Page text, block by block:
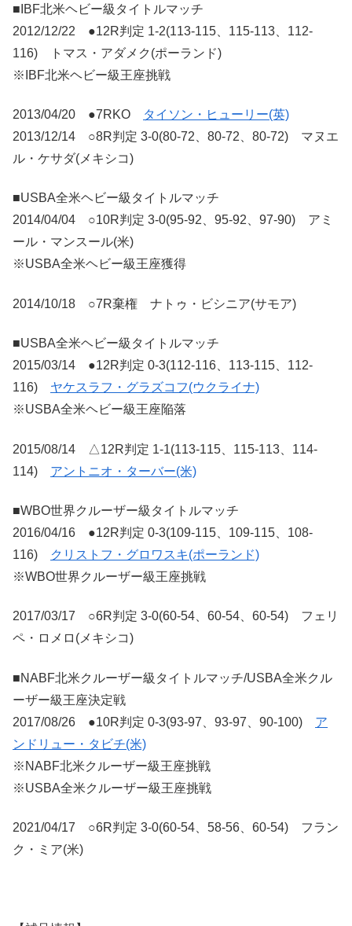
■IBF北米ヘビー級タイトルマッチ
2012/12/22 ●12R判定 1-2(113-115、115-113、112-
116) トマス・アダメク(ポーランド)
※IBF北米ヘビー級王座挑戦
2013/04/20 ●7RKO
タイソン・ヒューリー(英)
2013/12/14 ○8R判定 3-0(80-72、80-72、80-72) マヌエ
ル・ケサダ(メキシコ)
■USBA全米ヘビー級タイトルマッチ
2014/04/04 ○10R判定 3-0(95-92、95-92、97-90) アミ
ール・マンスール(米)
※USBA全米ヘビー級王座獲得
2014/10/18 ○7R棄権 ナトゥ・ビシニア(サモア)
■USBA全米ヘビー級タイトルマッチ
2015/03/14 ●12R判定 0-3(112-116、113-115、112-
116) ヤケスラフ・グラズコフ(ウクライナ)
※USBA全米ヘビー級王座陥落
2015/08/14 △12R判定 1-1(113-115、115-113、114-
114) アントニオ・ターバー(米)
■WBO世界クルーザー級タイトルマッチ
2016/04/16 ●12R判定 0-3(109-115、109-115、108-
116)
クリストフ・グロワスキ(ポーランド)
※WBO世界クルーザー級王座挑戦
2017/03/17 ○6R判定 3-0(60-54、60-54、60-54) フェリ
ペ・ロメロ(メキシコ)
■NABF北米クルーザー級タイトルマッチ/USBA全米クル
ーザー級王座決定戦
2017/08/26 ●10R判定 0-3(93-97、93-97、90-100) ア
ンドリュー・タビチ(米)
※NABF北米クルーザー級王座挑戦
※USBA全米クルーザー級王座挑戦
2021/04/17 ○6R判定 3-0(60-54、58-56、60-54) フラン
ク・ミア(米)